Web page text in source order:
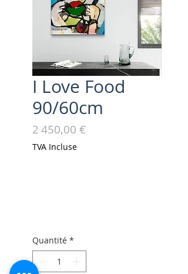
I Love Food
90/60cm
2 450,00 €Prix
TVA Incluse
Quantité *